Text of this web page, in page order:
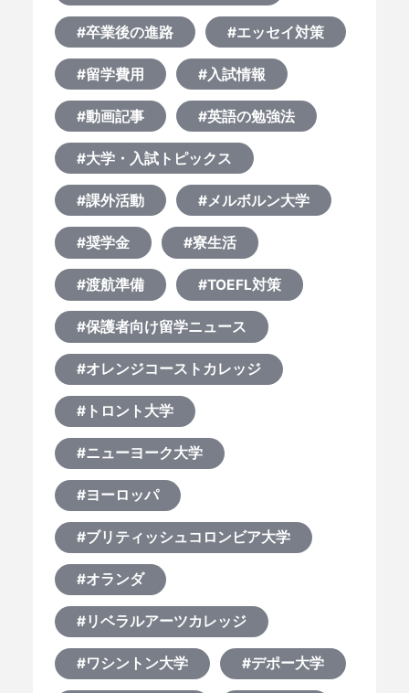
#卒業後の進路 #エッセイ対策
#留学費用 #入試情報
#動画記事 #英語の勉強法
#大学・入試トピックス
#課外活動 #メルボルン大学
#奨学金 #寮生活
#渡航準備 #TOEFL対策
#保護者向け留学ニュース
#オレンジコーストカレッジ
#トロント大学
#ニューヨーク大学
#ヨーロッパ
#ブリティッシュコロンビア大学
#オランダ
#リベラルアーツカレッジ
#ワシントン大学 #デポー大学